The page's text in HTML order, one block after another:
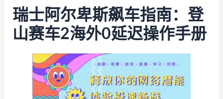
瑞士阿尔卑斯飙车指南：登
山赛车2海外0延迟操作手册